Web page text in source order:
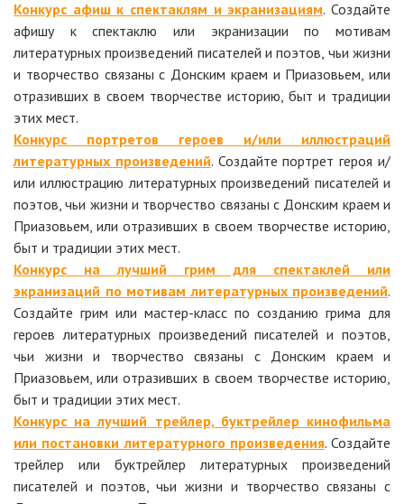
Конкурс афиш к спектаклям и экранизациям. Создайте
афишу к спектаклю или экранизации по мотивам
литературных произведений писателей и поэтов, чьи жизни
и творчество связаны с Донским краем и Приазовьем, или
отразивших в своем творчестве историю, быт и традиции
этих мест.
Конкурс портретов героев и/или иллюстраций
литературных произведений. Создайте портрет героя и/
или иллюстрацию литературных произведений писателей и
поэтов, чьи жизни и творчество связаны с Донским краем и
Приазовьем, или отразивших в своем творчестве историю,
быт и традиции этих мест.
Конкурс на лучший грим для спектаклей или
экранизаций по мотивам литературных произведений.
Создайте грим или мастер-класс по созданию грима для
героев литературных произведений писателей и поэтов,
чьи жизни и творчество связаны с Донским краем и
Приазовьем, или отразивших в своем творчестве историю,
быт и традиции этих мест.
Конкурс на лучший трейлер, буктрейлер кинофильма
или постановки литературного произведения. Создайте
трейлер или буктрейлер литературных произведений
писателей и поэтов, чьи жизни и творчество связаны с